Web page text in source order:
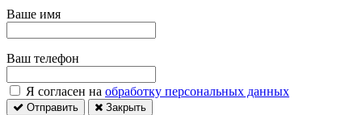
Ваше имя
Ваш телефон
Я согласен на обработку персональных данных
Отправить Закрыть